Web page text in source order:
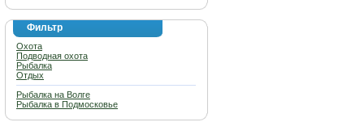
Фильтр
Охота
Подводная охота
Рыбалка
Отдых
Рыбалка на Волге
Рыбалка в Подмосковье